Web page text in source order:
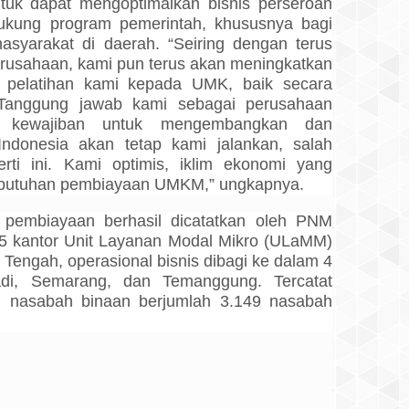
dapat mengoptimalkan bisnis perseroan
program pemerintah, khususnya bagi
di daerah. “Seiring dengan terus
kami pun terus akan meningkatkan
pelatihan kami kepada UMK, baik secara
jawab kami sebagai perusahaan
untuk mengembangkan dan
akan tetap kami jalankan, salah
ini. Kami optimis, iklim ekonomi yang
pembiayaan UMKM,” ungkapnya.
berhasil dicatatkan oleh PNM
kantor Unit Layanan Modal Mikro (ULaMM)
operasional bisnis dibagi ke dalam 4
Semarang, dan Temanggung. Tercatat
binaan berjumlah 3.149 nasabah